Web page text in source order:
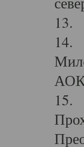
13.
14.
15.